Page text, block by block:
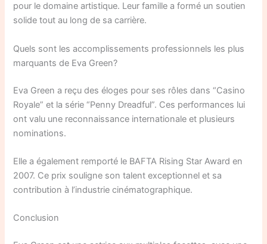
pour le domaine artistique. Leur famille a formé un soutien
solide tout au long de sa carrière.
Quels sont les accomplissements professionnels les plus
marquants de Eva Green?
Eva Green a reçu des éloges pour ses rôles dans “Casino
Royale” et la série “Penny Dreadful”. Ces performances lui
ont valu une reconnaissance internationale et plusieurs
nominations.
Elle a également remporté le BAFTA Rising Star Award en
2007. Ce prix souligne son talent exceptionnel et sa
contribution à l’industrie cinématographique.
Conclusion